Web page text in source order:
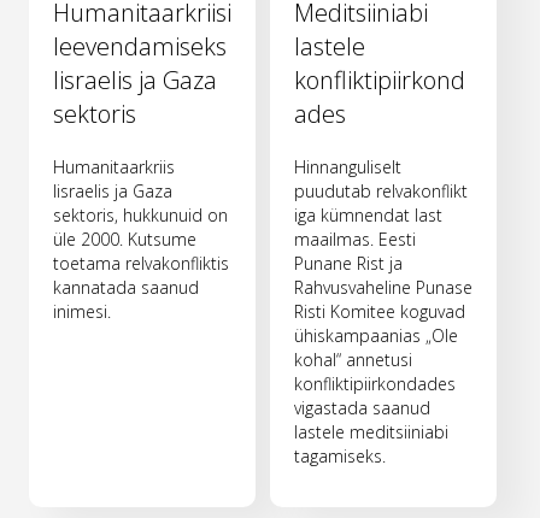
Humanitaarkriisi
leevendamiseks
Iisraelis ja Gaza
sektoris
Humanitaarkriis
Iisraelis ja Gaza
sektoris, hukkunuid on
üle 2000. Kutsume
toetama relvakonfliktis
kannatada saanud
inimesi.
Meditsiiniabi
lastele
konfliktipiirkond
ades
Hinnanguliselt
puudutab relvakonflikt
iga kümnendat last
maailmas. Eesti
Punane Rist ja
Rahvusvaheline Punase
Risti Komitee koguvad
ühiskampaanias „Ole
kohal“ annetusi
konfliktipiirkondades
vigastada saanud
lastele meditsiiniabi
tagamiseks.